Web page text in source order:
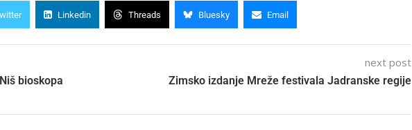
Linkedin Threads Bluesky Email
bioskopa
next post
Zimsko izdanje Mreže festivala Jadranske regije